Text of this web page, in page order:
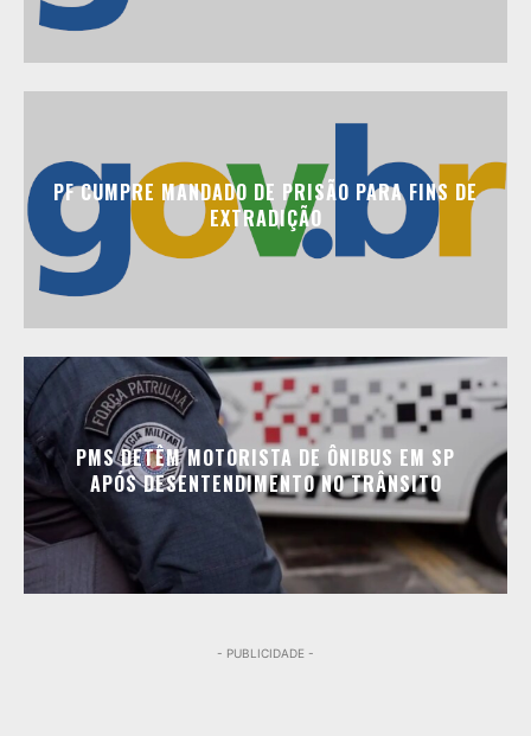
PF CUMPRE MANDADO DE PRISÃO PARA FINS DE
EXTRADIÇÃO
PMS DETÊM MOTORISTA DE ÔNIBUS EM SP
APÓS DESENTENDIMENTO NO TRÂNSITO
- PUBLICIDADE -